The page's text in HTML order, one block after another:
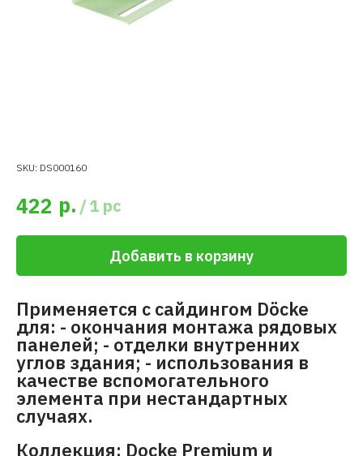
SKU: DS000160
422 р. /1 pc
Добавить в корзину
Применяется с сайдингом Döcke
для: - окончания монтажа рядовых
панелей; - отделки внутренних
углов здания; - использования в
качестве вспомогательного
элемента при нестандартных
случаях.
Коллекция: Docke Premium и